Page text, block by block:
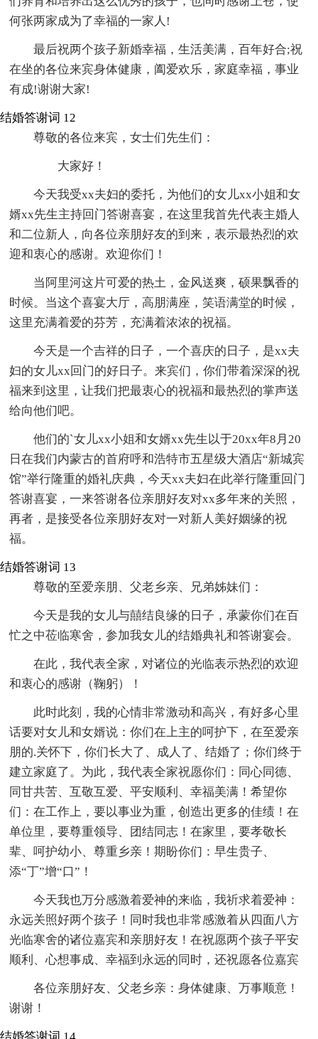
何张两家成为了幸福的一家人!
最后祝两个孩子新婚幸福，生活美满，百年好合;祝
在坐的各位来宾身体健康，阖爱欢乐，家庭幸福，事业
有成!谢谢大家!
结婚答谢词 12
尊敬的各位来宾，女士们先生们：
大家好！
今天我受xx夫妇的委托，为他们的女儿xx小姐和女
婿xx先生主持回门答谢喜宴，在这里我首先代表主婚人
和二位新人，向各位亲朋好友的到来，表示最热烈的欢
迎和衷心的感谢。欢迎你们！
当阿里河这片可爱的热土，金风送爽，硕果飘香的
时候。当这个喜宴大厅，高朋满座，笑语满堂的时候，
这里充满着爱的芬芳，充满着浓浓的祝福。
今天是一个吉祥的日子，一个喜庆的日子，是xx夫
妇的女儿xx回门的好日子。来宾们，你们带着深深的祝
福来到这里，让我们把最衷心的祝福和最热烈的掌声送
给向他们吧。
他们的`女儿xx小姐和女婿xx先生以于20xx年8月20
日在我们内蒙古的首府呼和浩特市五星级大酒店“新城宾
馆”举行隆重的婚礼庆典，今天xx夫妇在此举行隆重回门
答谢喜宴，一来答谢各位亲朋好友对xx多年来的关照，
再者，是接受各位亲朋好友对一对新人美好姻缘的祝
福。
结婚答谢词 13
尊敬的至爱亲朋、父老乡亲、兄弟姊妹们：
今天是我的女儿与囍结良缘的日子，承蒙你们在百
忙之中莅临寒舍，参加我女儿的结婚典礼和答谢宴会。
在此，我代表全家，对诸位的光临表示热烈的欢迎
和衷心的感谢（鞠躬）！
此时此刻，我的心情非常激动和高兴，有好多心里
话要对女儿和女婿说：你们在上主的呵护下，在至爱亲
朋的.关怀下，你们长大了、成人了、结婚了；你们终于
建立家庭了。为此，我代表全家祝愿你们：同心同德、
同甘共苦、互敬互爱、平安顺利、幸福美满！希望你
们：在工作上，要以事业为重，创造出更多的佳绩！在
单位里，要尊重领导、团结同志！在家里，要孝敬长
辈、呵护幼小、尊重乡亲！期盼你们：早生贵子、
添“丁”增“口”！
今天我也万分感激着爱神的来临，我祈求着爱神：
永远关照好两个孩子！同时我也非常感激着从四面八方
光临寒舍的诸位嘉宾和亲朋好友！在祝愿两个孩子平安
顺利、心想事成、幸福到永远的同时，还祝愿各位嘉宾
各位亲朋好友、父老乡亲：身体健康、万事顺意！
谢谢！